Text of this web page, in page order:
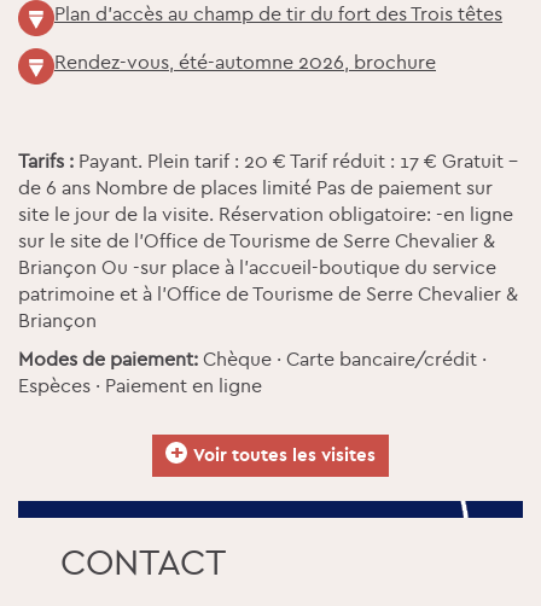
Plan d'accès au champ de tir du fort des Trois têtes
Rendez-vous, été-automne 2026, brochure
Tarifs : Payant. Plein tarif : 20 € Tarif réduit : 17 € Gratuit -
de 6 ans Nombre de places limité Pas de paiement sur
site le jour de la visite. Réservation obligatoire: -en ligne
sur le site de l’Office de Tourisme de Serre Chevalier &
Briançon Ou -sur place à l'accueil-boutique du service
patrimoine et à l’Office de Tourisme de Serre Chevalier &
Briançon
Modes de paiement: Chèque · Carte bancaire/crédit ·
Espèces · Paiement en ligne
+ Voir toutes les visites
CONTACT